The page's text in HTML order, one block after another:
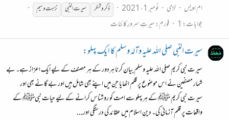
ام اویس
لڑی نومبر 1، 2021 ذکر و شکر سیرتالنبی نزہت وسیم
جوابات: 1 فورم:سیرتِ سرورِ کائنات
سیرت النبی صلی الله علیہ وآلہ وسلم کا ایک پہلو:
سیرت نبی کریم صلی الله علیہ وسلم بیان کرنا ہردور کے ہر مصنف کے لیے ایک اعزاز ہے۔ بے
شمار مصنفین نے اس موضوع پر قلم اٹھایا جن میں اپنے بھی شامل ہیں اور بے گانے بھی اور
سیرت نبی کریم ﷺ کے ہر پہلو سے امت کو روشناس کرانے کے لیے حیات نبیﷺ کے
واقعات پر قلم آزمائی کی۔ دینِ اسلام میں عقائد کی درستگی اور...